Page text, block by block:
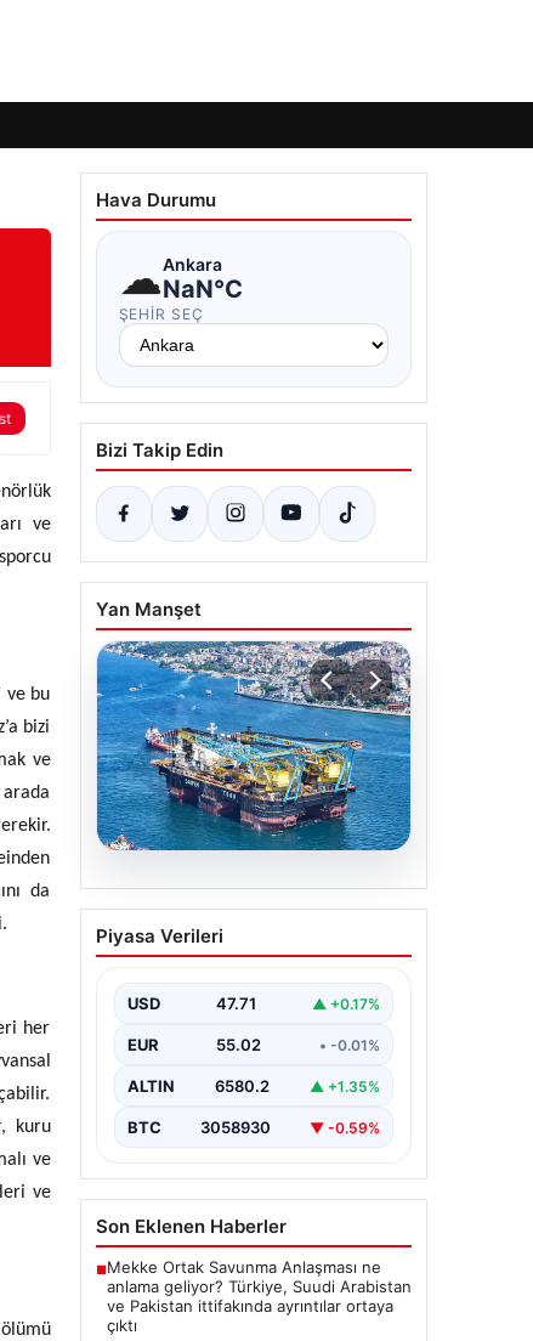
ve
ve bu
bizi
ve
da
her
kuru
ve
ve
Hava Durumu
☁Ankara
NaN°C
ŞEHIR SEÇ
Bizi Takip Edin
Yan Manşet
06.08.2026
İstanbul Boğazı’ndan bir
dev geçti. Köprülerin
kulelerini yatırdı
Piyasa Verileri
USD 47.71 ▲ +0.17%
EUR 55.02 • -0.01%
ALTIN 6580.2 ▲ +1.35%
BTC 3058930 ▼ -0.59%
Son Eklenen Haberler
■Mekke Ortak Savunma Anlaşması ne
anlama geliyor? Türkiye, Suudi Arabistan
ve Pakistan ittifakında ayrıntılar ortaya
çıktı